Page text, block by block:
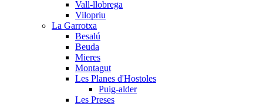
Vall-llobrega
Vilopriu
La Garrotxa
Besalú
Beuda
Mieres
Montagut
Les Planes d'Hostoles
Puig-alder
Les Preses